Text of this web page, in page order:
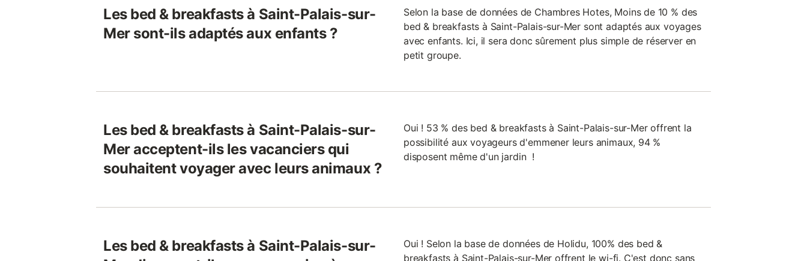
Les bed & breakfasts à Saint-Palais-sur-
Mer sont-ils adaptés aux enfants ?
Selon la base de données de Chambres Hotes, Moins de 10 % des
bed & breakfasts à Saint-Palais-sur-Mer sont adaptés aux voyages
avec enfants. Ici, il sera donc sûrement plus simple de réserver en
petit groupe.
Les bed & breakfasts à Saint-Palais-sur-
Mer acceptent-ils les vacanciers qui
souhaitent voyager avec leurs animaux ?
Oui ! 53 % des bed & breakfasts à Saint-Palais-sur-Mer offrent la
possibilité aux voyageurs d'emmener leurs animaux, 94 %
disposent même d'un jardin !
Les bed & breakfasts à Saint-Palais-sur-
Oui ! Selon la base de données de Holidu, 100% des bed &
breakfasts à Saint-Palais-sur-Mer offrent le wi-fi. C'est donc sans